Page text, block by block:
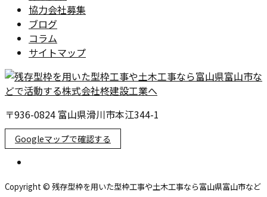
協力会社募集
ブログ
コラム
サイトマップ
〒936-0824 富山県滑川市本江344-1
Googleマップで確認する
Copyright © 残存型枠を用いた型枠工事や土木工事なら富山県富山市など